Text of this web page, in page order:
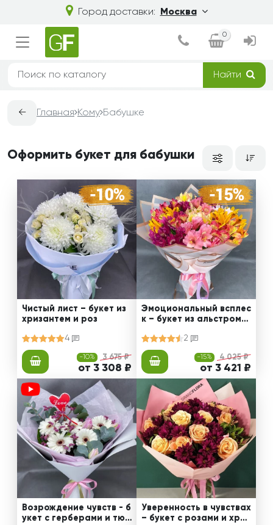
Город доставки: Москва
0
Найти
← Главная Кому Бабушке
Оформить букет для бабушки
Чистый лист – букет из
хризантем и роз
4
-10% 3 675 ₽
от 3 308 ₽
Эмоциональный всплес
к – букет из альстроме
2
-15% 4 025 ₽
от 3 421 ₽
Возрождение чувств - б
укет с герберами и тюл
Уверенность в чувствах
– букет с розами и хриз